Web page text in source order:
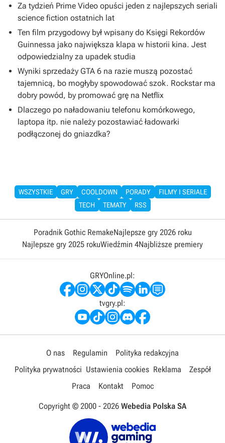
Za tydzień Prime Video opuści jeden z najlepszych seriali
science fiction ostatnich lat
Ten film przygodowy był wpisany do Księgi Rekordów
Guinnessa jako największa klapa w historii kina. Jest
odpowiedzialny za upadek studia
Wyniki sprzedaży GTA 6 na razie muszą pozostać
tajemnicą, bo mogłyby spowodować szok. Rockstar ma
dobry powód, by promować grę na Netflix
Dlaczego po naładowaniu telefonu komórkowego,
laptopa itp. nie należy pozostawiać ładowarki
podłączonej do gniazdka?
WSZYSTKIE GRY COOLDOWN PORADY
FILMY I SERIALE
TECH
TEMATY RSS
Poradnik Gothic RemakeNajlepsze gry 2026 roku
Najlepsze gry 2025 rokuWiedźmin 4Najbliższe premiery
GRYOnline.pl:
tvgry.pl:
O nas Regulamin
Polityka redakcyjna
Polityka prywatności Ustawienia cookies Reklama
Zespół
Praca
Kontakt Pomoc
Copyright © 2000 - 2026 Webedia Polska SA